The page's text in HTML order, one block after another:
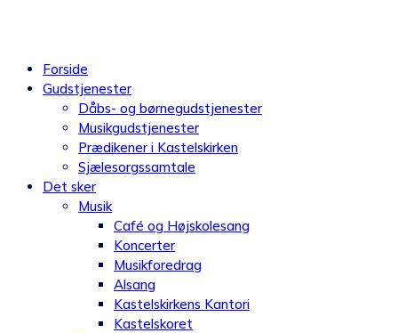
Forside
Gudstjenester
Dåbs- og børnegudstjenester
Musikgudstjenester
Prædikener i Kastelskirken
Sjælesorgssamtale
Det sker
Musik
Café og Højskolesang
Koncerter
Musikforedrag
Alsang
Kastelskirkens Kantori
Kastelskoret